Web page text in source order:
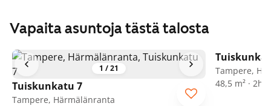
Vapaita asuntoja tästä talosta
1 /21
Tuiskunkatu 7
Tampere, Härmälänranta
Tampere,
48,5 m² ·